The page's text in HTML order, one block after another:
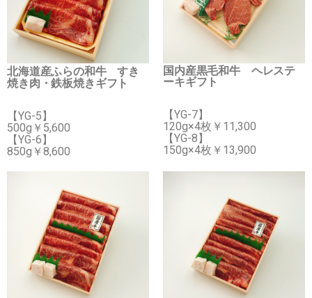
北海道産ふらの和牛 すき
焼き肉・鉄板焼きギフト
【YG-5】
500g￥5,600
【YG-6】
850g￥8,600
国内産黒毛和牛 ヘレステ
ーキギフト
【YG-7】
120g×4枚￥11,300
【YG-8】
150g×4枚￥13,900